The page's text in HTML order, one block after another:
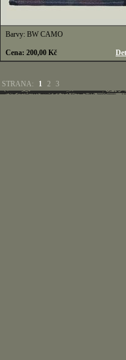
Barvy: BW CAMO
Cena: 200,00 Kč
STRANA: 1 2 3